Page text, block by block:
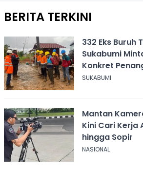
BERITA TERKINI
332 Eks Buruh
Sukabumi
Konkret
Gaji Rp8,4 Miliar
SUKABUMI
Mantan
Kini Cari Kerja
hingga Sopir
NASIONAL